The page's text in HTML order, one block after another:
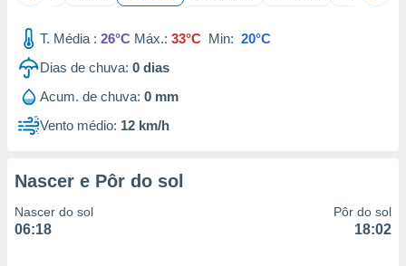
1199
T. Média : 26°C Máx.: 33°C Min: 20°C
Dias de chuva: 0 dias
Acum. de chuva: 0 mm
Vento médio: 12 km/h
Nascer e Pôr do sol
Nascer do sol
06:18
Pôr do sol
18:02